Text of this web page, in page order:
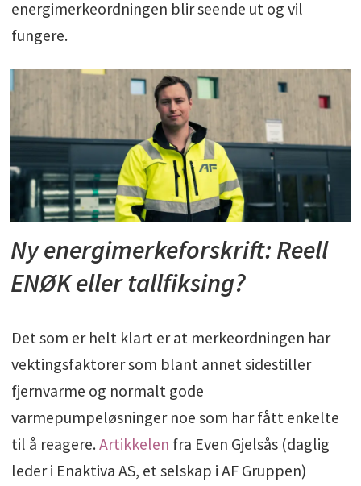
energimerkeordningen blir seende ut og vil
fungere.
Ny energimerkeforskrift: Reell
ENØK eller tallfiksing?
Det som er helt klart er at merkeordningen har
vektingsfaktorer som blant annet sidestiller
fjernvarme og normalt gode
varmepumpeløsninger noe som har fått enkelte
til å reagere.Artikkelen fra Even Gjelsås (daglig
leder i Enaktiva AS, et selskap i AF Gruppen)